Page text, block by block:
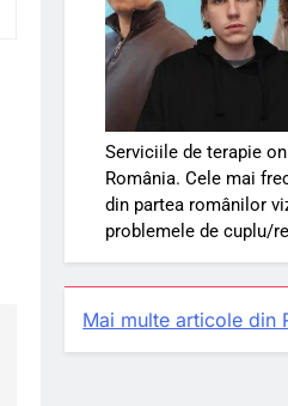
Serviciile de terapie
România. Cele mai
din partea românilor
problemele de cuplu/
Mai multe articole din